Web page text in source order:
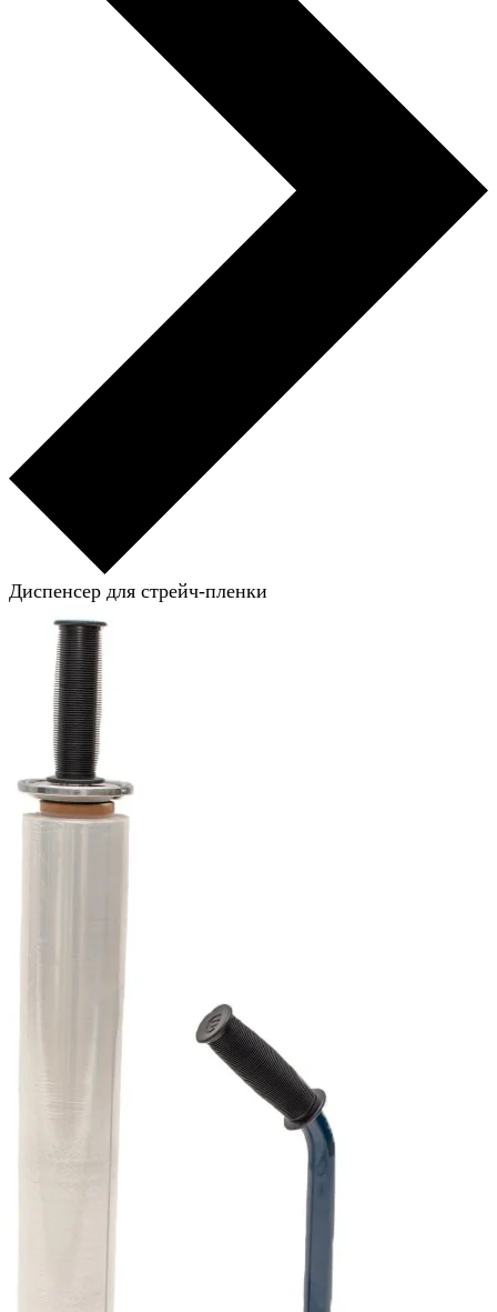
Диспенсер для стрейч-пленки